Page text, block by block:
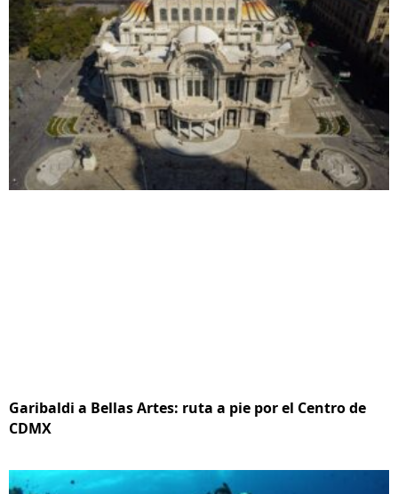
Garibaldi a Bellas Artes: ruta a pie por el Centro de
CDMX